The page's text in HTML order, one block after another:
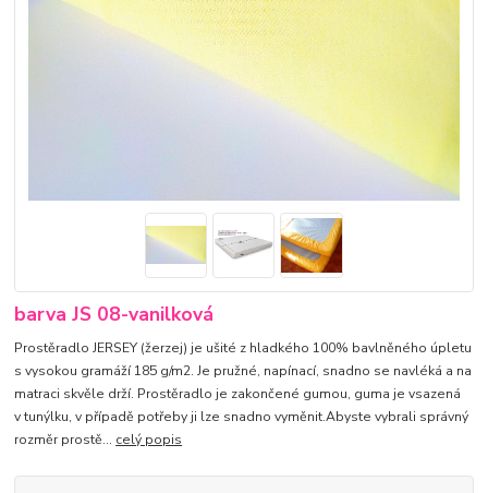
barva JS 08-vanilková
Prostěradlo JERSEY (žerzej) je ušité z hladkého 100% bavlněného úpletu
s vysokou gramáží 185 g/m2. Je pružné, napínací, snadno se navléká a na
matraci skvěle drží. Prostěradlo je zakončené gumou, guma je vsazená
v tunýlku, v případě potřeby ji lze snadno vyměnit.Abyste vybrali správný
rozměr prostě... celý popis